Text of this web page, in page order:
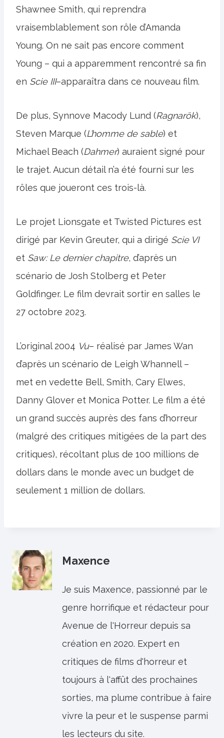
Shawnee Smith, qui reprendra
vraisemblablement son rôle d’Amanda
Young. On ne sait pas encore comment
Young – qui a apparemment rencontré sa fin
en Scie III–apparaîtra dans ce nouveau film.
De plus, Synnove Macody Lund (Ragnarök),
Steven Marque (L’homme de sable) et
Michael Beach (Dahmer) auraient signé pour
le trajet. Aucun détail n’a été fourni sur les
rôles que joueront ces trois-là.
Le projet Lionsgate et Twisted Pictures est
dirigé par Kevin Greuter, qui a dirigé Scie VI
et Saw: Le dernier chapitre, d’après un
scénario de Josh Stolberg et Peter
Goldfinger. Le film devrait sortir en salles le
27 octobre 2023.
L’original 2004 Vu– réalisé par James Wan
d’après un scénario de Leigh Whannell –
met en vedette Bell, Smith, Cary Elwes,
Danny Glover et Monica Potter. Le film a été
un grand succès auprès des fans d’horreur
(malgré des critiques mitigées de la part des
critiques), récoltant plus de 100 millions de
dollars dans le monde avec un budget de
seulement 1 million de dollars.
Maxence
Je suis Maxence, passionné par le
genre horrifique et rédacteur pour
Avenue de l'Horreur depuis sa
création en 2020. Expert en
critiques de films d'horreur et
toujours à l'affût des prochaines
sorties, ma plume contribue à faire
vivre la peur et le suspense parmi
les lecteurs du site.